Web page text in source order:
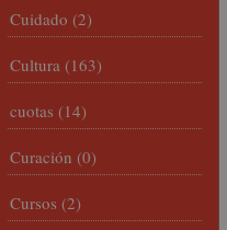
Cuidado (2)
Cultura (163)
cuotas (14)
Curación (0)
Cursos (2)